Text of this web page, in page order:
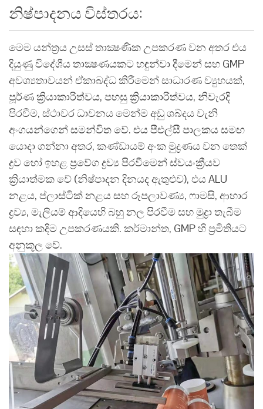
නිෂ්පාදනය විස්තරය:
මෙම යන්ත්‍රය උසස් තාක්‍ෂණික උපකරණ වන අතර එය
දියුණු විදේශීය තාක්‍ෂණයකට හඳුන්වා දීමෙන් සහ GMP
අවශ්‍යතාවයන් ඒකාබද්ධ කිරීමෙන් සාධාරණ ව්‍යුහයක්,
පූර්ණ ක්‍රියාකාරිත්වය, පහසු ක්‍රියාකාරිත්වය, නිවැරදි
පිරවීම, ස්ථාවර ධාවනය මෙන්ම අඩු ශබ්දය වැනි
අංගයන්ගෙන් සමන්විත වේ. එය පීඑල්සී පාලකය සමඟ
යොදා ගන්නා අතර, කණ්ඩායම් අංක මුද්‍රණය වන තෙක්
ද්‍රව හෝ ඉහළ ප්‍රවේග ද්‍රව්‍ය පිරවීමෙන් ස්වයංක්‍රීයව
ක්‍රියාත්මක වේ (නිෂ්පාදන දිනයද ඇතුළුව), එය ALU
නළය, ප්ලාස්ටික් නළය සහ රූපලාවණ්‍ය, ෆාමසි, ආහාර
ද්‍රව්‍ය, මැලියම් ආදියෙහි බහු නල පිරවීම සහ මුද්‍රා තැබීම
සඳහා කදිම උපකරණයකි. කර්මාන්ත, GMP හි ප්‍රමිතියට
අනුකූල වේ.